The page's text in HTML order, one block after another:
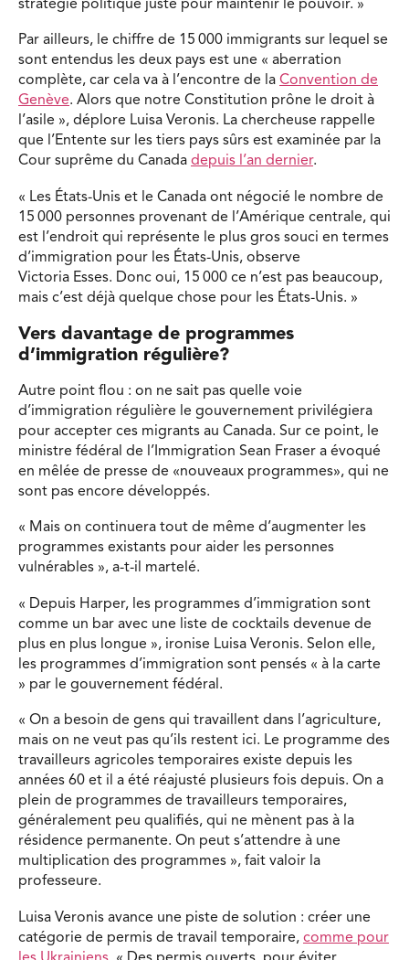
stratégie politique juste pour maintenir le pouvoir. »
Par ailleurs, le chiffre de 15 000 immigrants sur lequel se
sont entendus les deux pays est une « aberration
complète, car cela va à l’encontre de la Convention de
Genève. Alors que notre Constitution prône le droit à
l’asile », déplore Luisa Veronis. La chercheuse rappelle
que l’Entente sur les tiers pays sûrs est examinée par la
Cour suprême du Canada depuis l’an dernier.
« Les États-Unis et le Canada ont négocié le nombre de
15 000 personnes provenant de l’Amérique centrale, qui
est l’endroit qui représente le plus gros souci en termes
d’immigration pour les États-Unis, observe
Victoria Esses. Donc oui, 15 000 ce n’est pas beaucoup,
mais c’est déjà quelque chose pour les États-Unis. »
Vers davantage de programmes
d’immigration régulière?
Autre point flou : on ne sait pas quelle voie
d’immigration régulière le gouvernement privilégiera
pour accepter ces migrants au Canada. Sur ce point, le
ministre fédéral de l’Immigration Sean Fraser a évoqué
en mêlée de presse de «nouveaux programmes», qui ne
sont pas encore développés.
« Mais on continuera tout de même d’augmenter les
programmes existants pour aider les personnes
vulnérables », a-t-il martelé.
« Depuis Harper, les programmes d’immigration sont
comme un bar avec une liste de cocktails devenue de
plus en plus longue », ironise Luisa Veronis. Selon elle,
les programmes d’immigration sont pensés « à la carte
» par le gouvernement fédéral.
« On a besoin de gens qui travaillent dans l’agriculture,
mais on ne veut pas qu’ils restent ici. Le programme des
travailleurs agricoles temporaires existe depuis les
années 60 et il a été réajusté plusieurs fois depuis. On a
plein de programmes de travailleurs temporaires,
généralement peu qualifiés, qui ne mènent pas à la
résidence permanente. On peut s’attendre à une
multiplication des programmes », fait valoir la
professeure.
Luisa Veronis avance une piste de solution : créer une
catégorie de permis de travail temporaire, comme pour